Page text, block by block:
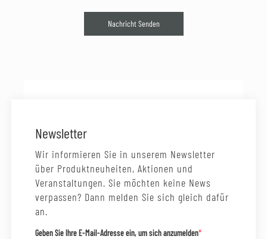
Nachricht Senden
Newsletter
Wir informieren Sie in unserem Newsletter
über Produktneuheiten, Aktionen und
Veranstaltungen. Sie möchten keine News
verpassen? Dann melden Sie sich gleich dafür
an.
Geben Sie Ihre E-Mail-Adresse ein, um sich anzumelden